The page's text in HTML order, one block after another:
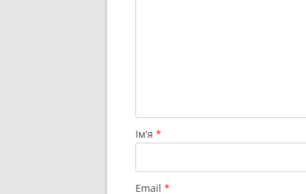
Ім'я *
Email *